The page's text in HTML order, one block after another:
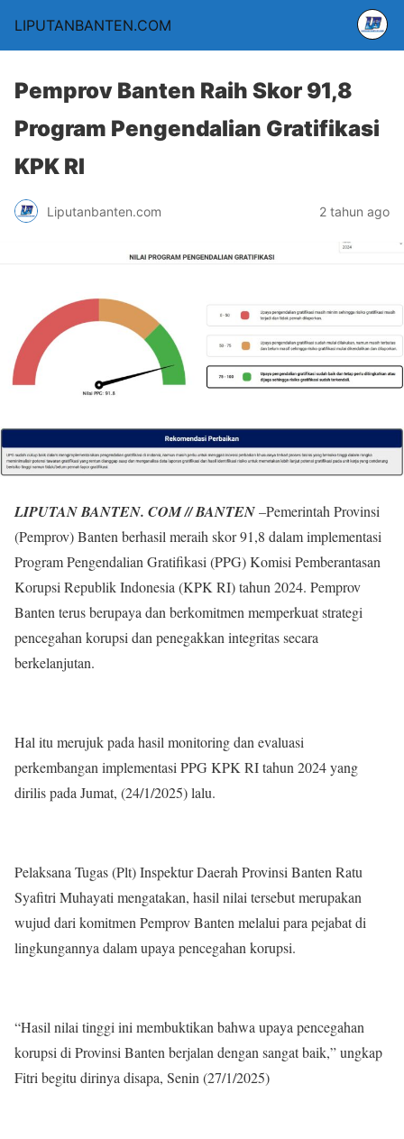
LIPUTANBANTEN.COM
Pemprov Banten Raih Skor 91,8
Program Pengendalian Gratifikasi
KPK RI
Liputanbanten.com 2 tahun ago
LIPUTAN BANTEN. COM // BANTEN–Pemerintah Provinsi
(Pemprov) Banten berhasil meraih skor 91,8 dalam implementasi
Program Pengendalian Gratifikasi (PPG) Komisi Pemberantasan
Korupsi Republik Indonesia (KPK RI) tahun 2024. Pemprov
Banten terus berupaya dan berkomitmen memperkuat strategi
pencegahan korupsi dan penegakkan integritas secara
berkelanjutan.
Hal itu merujuk pada hasil monitoring dan evaluasi
perkembangan implementasi PPG KPK RI tahun 2024 yang
dirilis pada Jumat, (24/1/2025) lalu.
Pelaksana Tugas (Plt) Inspektur Daerah Provinsi Banten Ratu
Syafitri Muhayati mengatakan, hasil nilai tersebut merupakan
wujud dari komitmen Pemprov Banten melalui para pejabat di
lingkungannya dalam upaya pencegahan korupsi.
“Hasil nilai tinggi ini membuktikan bahwa upaya pencegahan
korupsi di Provinsi Banten berjalan dengan sangat baik,” ungkap
Fitri begitu dirinya disapa, Senin (27/1/2025)